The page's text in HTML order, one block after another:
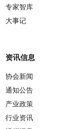
专家智库
大事记
资讯信息
协会新闻
通知公告
产业政策
行业资讯